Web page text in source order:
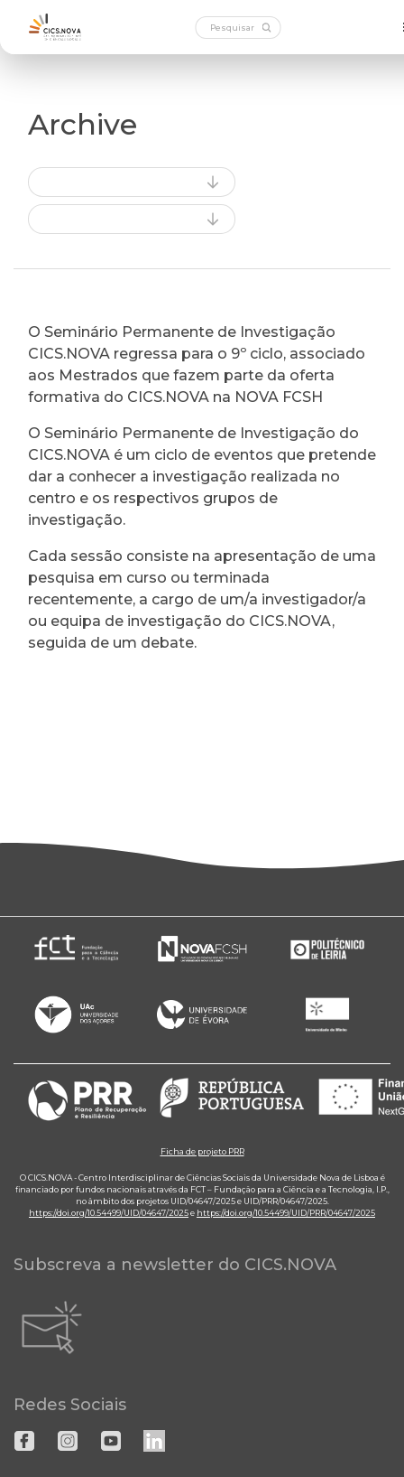
Archive
O Seminário Permanente de Investigação
CICS.NOVA regressa para o 9º ciclo, associado
aos Mestrados que fazem parte da oferta
formativa do CICS.NOVA na NOVA FCSH
O Seminário Permanente de Investigação do
CICS.NOVA é um ciclo de eventos que pretende
dar a conhecer a investigação realizada no
centro e os respectivos grupos de
investigação.
Cada sessão consiste na apresentação de uma
pesquisa em curso ou terminada
recentemente, a cargo de um/a investigador/a
ou equipa de investigação do CICS.NOVA,
seguida de um debate.
Ficha de projeto PRR
O CICS.NOVA - Centro Interdisciplinar de Ciências Sociais da Universidade Nova de Lisboa é
financiado por fundos nacionais através da FCT – Fundação para a Ciência e a Tecnologia, I.P.,
no âmbito dos projetos UID/04647/2025 e UID/PRR/04647/2025.
https://doi.org/10.54499/UID/04647/2025e https://doi.org/10.54499/UID/PRR/04647/2025
Subscreva a newsletter do CICS.NOVA
Redes Sociais